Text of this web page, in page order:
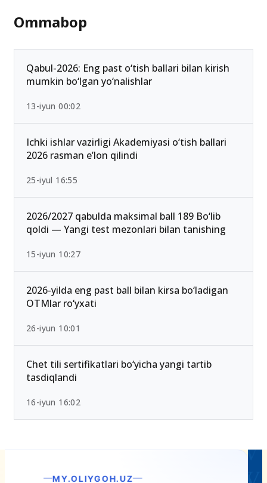
Ommabop
Qabul-2026: Eng past o‘tish ballari bilan kirish
mumkin bo‘lgan yo‘nalishlar
13-iyun 00:02
Ichki ishlar vazirligi Akademiyasi o‘tish ballari
2026 rasman e’lon qilindi
25-iyul 16:55
2026/2027 qabulda maksimal ball 189 Bo‘lib
qoldi — Yangi test mezonlari bilan tanishing
15-iyun 10:27
2026-yilda eng past ball bilan kirsa bo‘ladigan
OTMlar ro‘yxati
26-iyun 10:01
Chet tili sertifikatlari bo‘yicha yangi tartib
tasdiqlandi
16-iyun 16:02